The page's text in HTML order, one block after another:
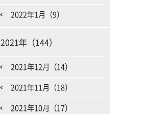
2022年1月（9）
2021年（144）
2021年12月（14）
2021年11月（18）
2021年10月（17）